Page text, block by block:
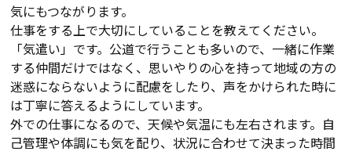
気にもつながります。
仕事をする上で大切にしていることを教えてください。
「気遣い」です。公道で行うことも多いので、一緒に作業
する仲間だけではなく、思いやりの心を持って地域の方の
迷惑にならないように配慮をしたり、声をかけられた時に
は丁寧に答えるようにしています。
外での仕事になるので、天候や気温にも左右されます。自
己管理や体調にも気を配り、状況に合わせて決まった時間